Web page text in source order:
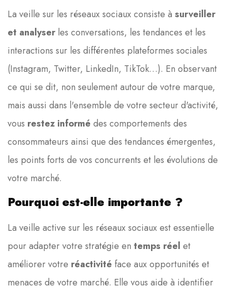
La veille sur les réseaux sociaux consiste à surveiller
et analyser les conversations, les tendances et les
interactions sur les différentes plateformes sociales
(Instagram, Twitter, LinkedIn, TikTok…). En observant
ce qui se dit, non seulement autour de votre marque,
mais aussi dans l'ensemble de votre secteur d'activité,
vous restez informé des comportements des
consommateurs ainsi que des tendances émergentes,
les points forts de vos concurrents et les évolutions de
votre marché.
Pourquoi est-elle importante ?
La veille active sur les réseaux sociaux est essentielle
pour adapter votre stratégie en temps réel et
améliorer votre réactivité face aux opportunités et
menaces de votre marché. Elle vous aide à identifier